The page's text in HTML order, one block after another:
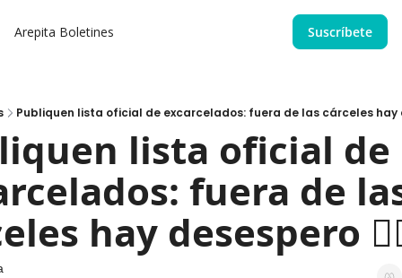
Arepita Boletines Suscríbete
Publiquen lista oficial de excarcelados: fuera de las cárceles hay
lista oficial de
fuera de
hay desespero